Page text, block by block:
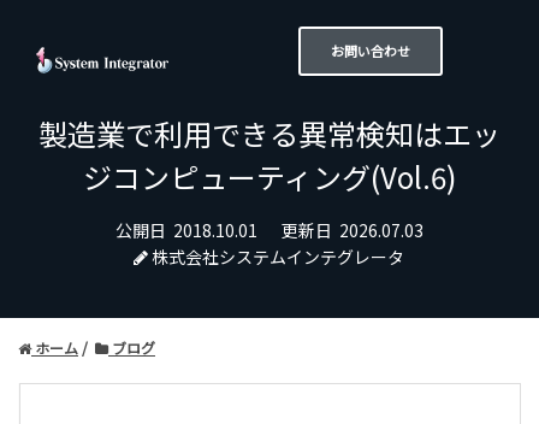
お問い合わせ
製造業で利用できる異常検知はエッ
ジコンピューティング(Vol.6)
公開日 2018.10.01 更新日 2026.07.03
株式会社システムインテグレータ
ホーム ブログ